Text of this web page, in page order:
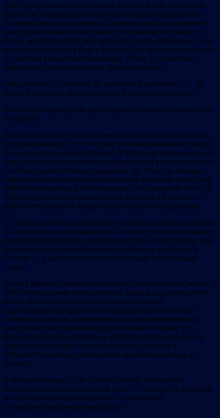
Дов Грунер отказался принимать участие в ходе процесса и
просил не переводить ему на иврит показаний свидетелей.
Напрасно прокурор советовал Грунеру хотя бы потребовать
выслушать свидетельство своего сослуживца по бригаде о
более, чем пятилетней, безупречной службе обвиняемого в ее
рядах и его участии в боях в Италии. Суд приговорил Грунера
к смертной казни через повешение. Тотчас по прочтении
приговора Грунер поднялся и громко произнес:
«Бе дам ва эш Еуда нафла, бе дам ва эш Еуда такум!» — «В
крови и огне пала Иудея, из крови и огня она восстанет!»
Выслушав перевод этой фразы, судьи поспешно покинули зал
заседаний.
Дов (Бела) Грунер родился 6 декабря 1912 года в венгерском
городке Кишварда. Его отец был военным раввином и умер в
России в лагере военнопленных. В 1926 году скончалась мать.
Дов, оставшийся на попечении деда, учился в «хедере», носил
«пейсы» и свято соблюдал традиции. До 18 лет он посещал
«ешиву» и был одним из способнейших учеников. Затем Дов
учился на инженера в Чехословакии, но не закончив учебы, в
1938 году после вторжения немцев переехал в Будапешт и
работал техником на заводе электрического оборудования.
25 декабря 1939 года суденышко «Грейн» доставило по Дунаю
из Будапешта в румынский порт Солина группу нелегальных
еврейских эмигрантов, среди которых был и Дов Грунер. Еще
несколько групп, организованных Бейтаром, уже ждали в
Солине — и вместе они составляли весьма значительный
«груз».
Лишь 1 февраля 1940 года вышло из Солина судно «Сакрия» с
2300 нелегальными иммигрантами. Босфор был пройден без
помех, но как только судно покинуло турецкие
территориальные воды к нему приблизился английский
военный корабль и, сделав несколько предупредительных
выстрелов, взял судно «на буксир» и отвел в Хайфу. 13
февраля судно бросило якорь в хайфском порту. Англичане
переправили на берег старых и больных, а потом и
бейтаристов, которых немедленно заключили в лагерь в
Атлите.
6 месяцев просидел Дов Грунер в лагере. Бейтаристы
немедленно организовали свой «кэн» — «гнездо» с лекциями
и спортивными мероприятиями, с изучением и
усовершенствованием языка иврит.